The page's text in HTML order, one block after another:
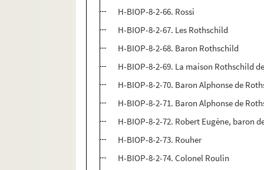
H-BIOP-8-2-66. Rossi
H-BIOP-8-2-67. Les Rothschild
H-BIOP-8-2-68. Baron Rothschild
H-BIOP-8-2-69. La maison Rothschild
H-BIOP-8-2-70. Baron Alphonse de
H-BIOP-8-2-71. Baron Alphonse de
H-BIOP-8-2-72. Robert Eugène, baron
H-BIOP-8-2-73. Rouher
H-BIOP-8-2-74. Colonel Roulin